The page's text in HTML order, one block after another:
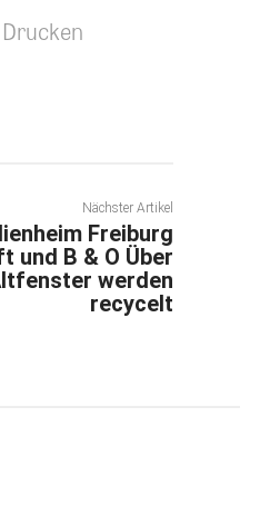
Drucken
Nächster Artikel
Freiburg
und B & O Über
werden
recycelt